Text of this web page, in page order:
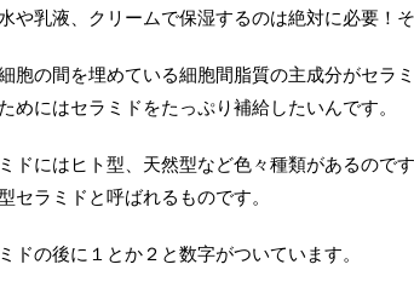
や乳液、クリームで保湿するのは絶対に必要！
胞の間を埋めている細胞間脂質の主成分がセラ
めにはセラミドをたっぷり補給したいんです。
ドにはヒト型、天然型など色々種類があるので
セラミドと呼ばれるものです。
ドの後に１とか２と数字がついています。